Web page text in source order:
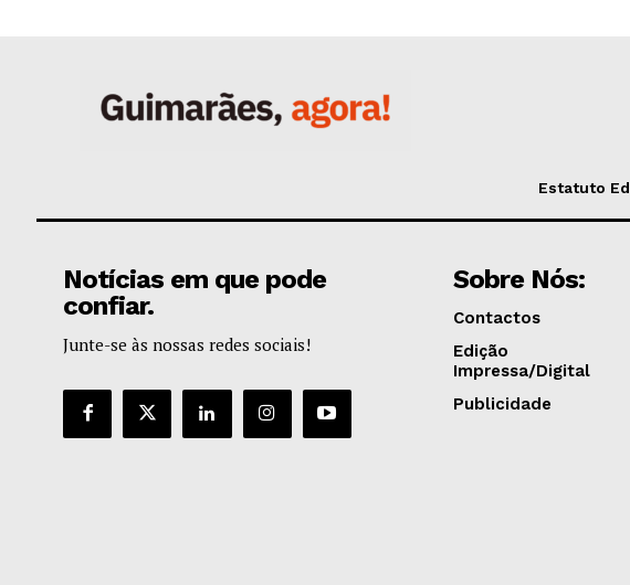
Estatuto
Notícias em que pode
confiar.
Junte-se às nossas redes sociais!
Sobre Nós:
Contactos
Edição
Impressa/Digital
Publicidade